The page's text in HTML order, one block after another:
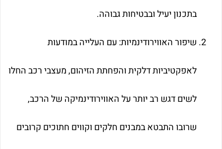
בתכנון יעיל ובבטיחות גבוהה.
שיפור האווירודינמיות: עם העלייה במודעות
לאפקטיביות דלקית והפחתת הזיהום, מעצבי רכב החלו
לשים דגש רב יותר על האווירודינמיקה של הרכב,
שרובו התבטא במבנים חלקים וקווים חתוכים קרובים